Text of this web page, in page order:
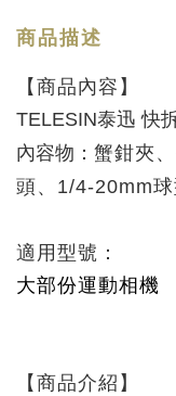
商品描述
【商品內容】
TELESIN泰迅 快
內容物： 蟹鉗夾、
頭、 1/4-20mm
適用型號：
大部份運動相機
【商品介紹】